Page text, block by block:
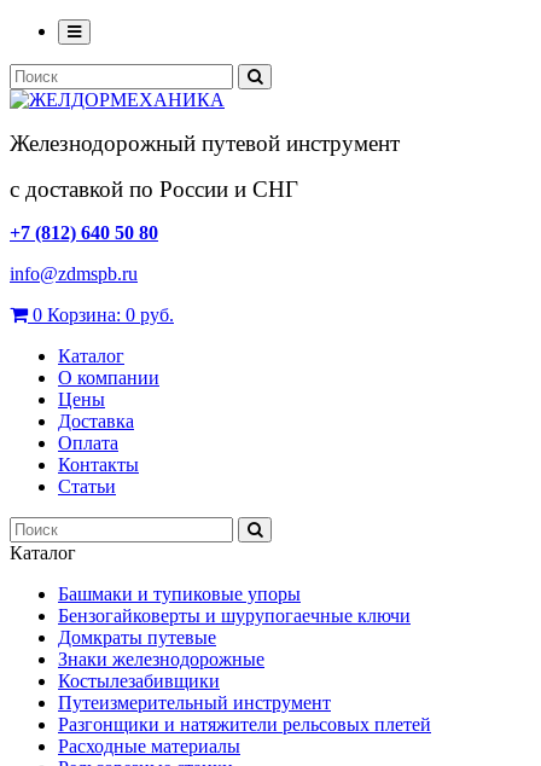
Железнодорожный путевой инструмент
с доставкой по России и СНГ
+7 (812) 640 50 80
info@zdmspb.ru
0 Корзина: 0 руб.
Каталог
О компании
Цены
Доставка
Оплата
Контакты
Статьи
Каталог
Башмаки и тупиковые упоры
Бензогайковерты и шурупогаечные ключи
Домкраты путевые
Знаки железнодорожные
Костылезабивщики
Путеизмерительный инструмент
Разгонщики и натяжители рельсовых плетей
Расходные материалы